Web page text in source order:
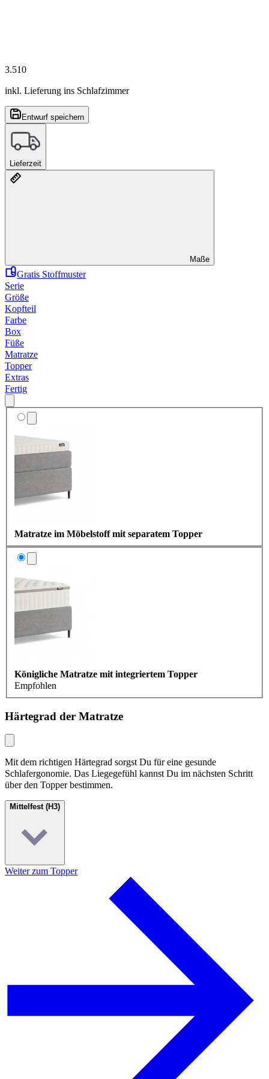
3.510
inkl. Lieferung ins Schlafzimmer
Entwurf speichern
Lieferzeit
Maße
Gratis Stoffmuster
Serie
Größe
Kopfteil
Farbe
Box
Füße
Matratze
Topper
Extras
Fertig
Matratze im Möbelstoff mit separatem Topper
Königliche Matratze mit integriertem Topper
Empfohlen
Härtegrad der Matratze
Mit dem richtigen Härtegrad sorgst Du für eine gesunde
Schlafergonomie. Das Liegegefühl kannst Du im nächsten Schritt
über den Topper bestimmen.
Mittelfest (H3)
Weiter zum Topper